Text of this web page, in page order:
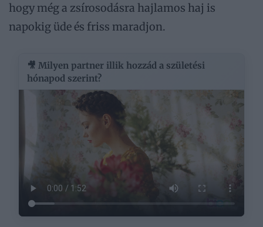
hogy még a zsírosodásra hajlamos haj is
napokig üde és friss maradjon.
🎥 Milyen partner illik hozzád a születési
hónapod szerint?